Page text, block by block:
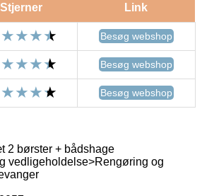
Stjerner Link
Besøg webshop
Besøg webshop
Besøg webshop
2 børster + bådshage
vedligeholdelse>Rengøring og